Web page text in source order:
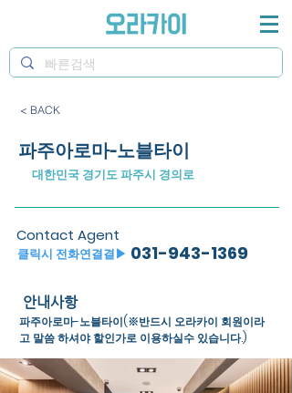
< BACK
파주아로마-노블타이
대한민국 경기도 파주시 경의로
031-943-1369
Contact Agent
​클릭시 전화연결결▶
안내사항
파주아로마-노블타이(※반드시 오라카이 회원이라
고 말씀 하셔야 할인가로 이용하실수 있습니다.)